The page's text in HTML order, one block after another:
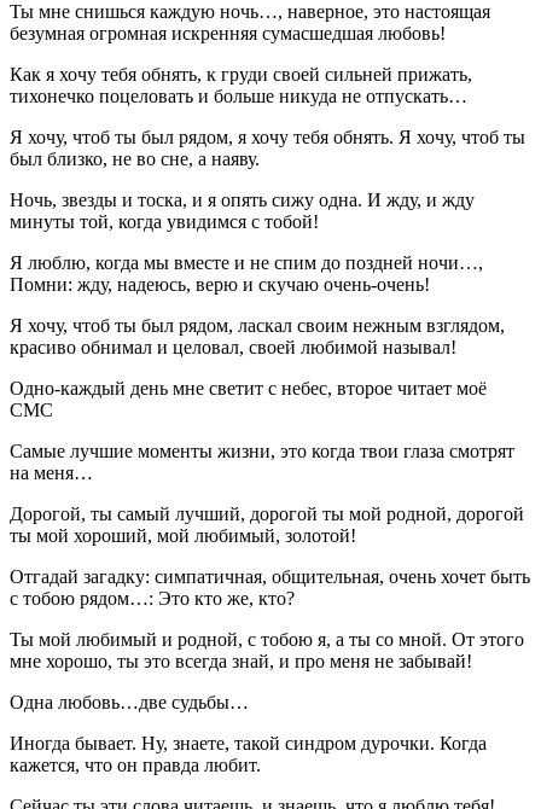
Ты мне снишься каждую ночь…, наверное, это настоящая
безумная огромная искренняя сумасшедшая любовь!
Как я хочу тебя обнять, к груди своей сильней прижать,
тихонечко поцеловать и больше никуда не отпускать…
Я хочу, чтоб ты был рядом, я хочу тебя обнять. Я хочу, чтоб ты
был близко, не во сне, а наяву.
Ночь, звезды и тоска, и я опять сижу одна. И жду, и жду
минуты той, когда увидимся с тобой!
Я люблю, когда мы вместе и не спим до поздней ночи…,
Помни: жду, надеюсь, верю и скучаю очень-очень!
Я хочу, чтоб ты был рядом, ласкал своим нежным взглядом,
красиво обнимал и целовал, своей любимой называл!
Одно-каждый день мне светит с небес, второе читает моё
СМС
Самые лучшие моменты жизни, это когда твои глаза смотрят
на меня…
Дорогой, ты самый лучший, дорогой ты мой родной, дорогой
ты мой хороший, мой любимый, золотой!
Отгадай загадку: симпатичная, общительная, очень хочет быть
с тобою рядом…: Это кто же, кто?
Ты мой любимый и родной, с тобою я, а ты со мной. От этого
мне хорошо, ты это всегда знай, и про меня не забывай!
Одна любовь…две судьбы…
Иногда бывает. Ну, знаете, такой синдром дурочки. Когда
кажется, что он правда любит.